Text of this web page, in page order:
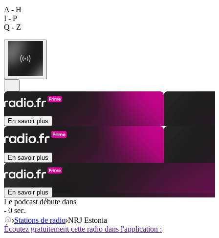
A - H
I - P
Q - Z
En savoir plus
En savoir plus
En savoir plus
Le podcast débute dans
- 0 sec.
Stations de radio NRJ Estonia
Écoutez gratuitement cette radio dans l'application :